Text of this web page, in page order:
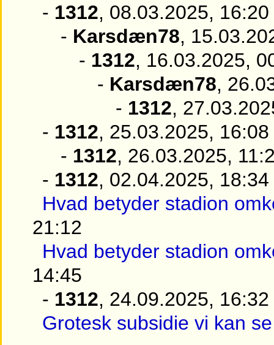
- 1312, 08.03.2025, 16:20
- Karsdæn78,
- 1312, 16.03.2025,
- Karsdæn78,
- 1312,
- 1312, 25.03.2025, 16:08
- 1312, 26.03.2025,
- 1312, 02.04.2025, 18:34
Hvad betyder stadion
21:12
Hvad betyder stadion
14:45
- 1312, 24.09.2025, 16:32
Grotesk subsidie vi kan